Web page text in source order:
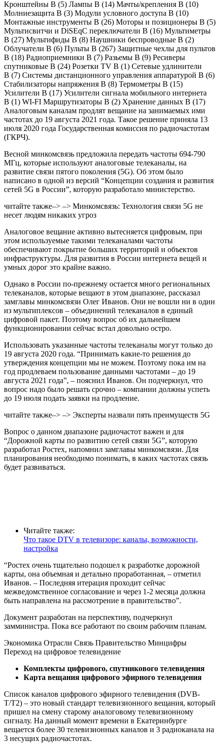
Кронштейны В (5) Лампы В (14) Мачты/крепления В (10)
Молниезащита В (3) Модули условного доступа В (10)
Монтажные инструменты В (26) Моторы и позиционеры В (5)
Мультисвитчи и DiSEqC переключатели В (16) Мультиметры
В (27) Мультифиды В (8) Наушники беспроводные В (2)
Облучатели В (6) Пульты В (267) Защитные чехлы для пультов
В (18) Радиоприемники В (7) Разьемы В (9) Ресиверы
спутниковые В (24) Розетки TV В (1) Сетевые удлинители
В (7) Системы дистанционного управления аппаратурой В (6)
Стабилизаторы напряжения В (8) Термометры В (15)
Усилители В (17) Усилители сигнала мобильного интернета
В (1) WI-FI Маршрутизаторы В (2) Хранение данных В (17)
Аналоговым каналам продлят вещание на занимаемых ими
частотах до 19 августа 2021 года. Такое решение приняла 13
июля 2020 года Государственная комиссия по радиочастотам
(ГКРЧ).
Весной минкомсвязь предложила передать частоты 694-790
МГц, которые используют аналоговые телеканалы, на
развитие связи пятого поколения (5G). Об этом было
написано в одной из версий “Концепции создания и развития
сетей 5G в России”, которую разработало министерство.
читайте также–> –> Минкомсвязь: Технология связи 5G не
несет людям никаких угроз
Аналоговое вещание активно вытесняется цифровым, при
этом используемые такими телеканалами частоты
обеспечивают покрытие больших территорий и объектов
инфраструктуры. Для развития в России интернета вещей и
умных дорог это крайне важно.
Однако в России по-прежнему остается много региональных
телеканалов, которые вещают в этом диапазоне, рассказал
замглавы минкомсвязи Олег Иванов. Они не вошли ни в один
из мультиплексов – объединений телеканалов в единый
цифровой пакет. Поэтому вопрос об их дальнейшем
функционировании сейчас встал довольно остро.
Использовать указанные частоты телеканалы могут только до
19 августа 2020 года. “Принимать какие-то решения до
утверждения концепции мы не можем. Поэтому пока им на
год продлеваем пользование данными частотами – до 19
августа 2021 года”, – пояснил Иванов. Он подчеркнул, что
вопрос надо было решать срочно – компании должны успеть
до 19 июля подать заявки на продление.
читайте также–> –> Эксперты назвали пять преимуществ 5G
Вопрос о данном диапазоне радиочастот важен и для
“Дорожной карты по развитию сетей связи 5G”, которую
разработал Ростех, напомнил замглавы минкомсвязи. Для
планирования необходимо понимать, в каких частотах связь
будет развиваться.
Читайте также:
Что такое DTV в телевизоре: каналы, возможности,
настройка
“Ростех очень тщательно подошел к разработке дорожной
карты, она объемная и детально проработанная, – отметил
Иванов. – Последняя итерация проходит сейчас
межведомственное согласование и через 1-2 месяца должна
быть направлена на рассмотрение в правительство”.
Документ разработан на перспективу, подчеркнул
замминистра. Пока все работают по своим рабочим планам.
Экономика Отрасли Связь Правительство Минцифры
Переход на цифровое телевидение
Комплекты цифрового, спутникового телевидения
Карта вещания цифрового эфирного телевидения
Список каналов цифрового эфирного телевидения (DVB-
T/T2) – это новый стандарт телевизионного вещания, который
пришел на смену старому аналоговому телевизионному
сигналу. На данный момент времени в Екатеринбурге
вещается более 30 телевизионных каналов и 3 радиоканала на
3 несущих радиочастотах.